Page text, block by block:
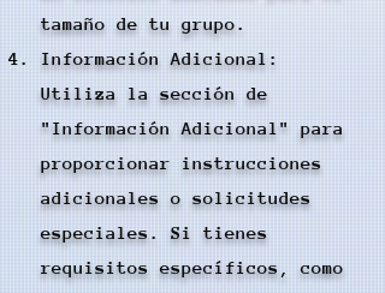
tamaño de tu grupo.
Información Adicional:
Utiliza la sección de
"Información Adicional" para
proporcionar instrucciones
adicionales o solicitudes
especiales. Si tienes
requisitos específicos, como